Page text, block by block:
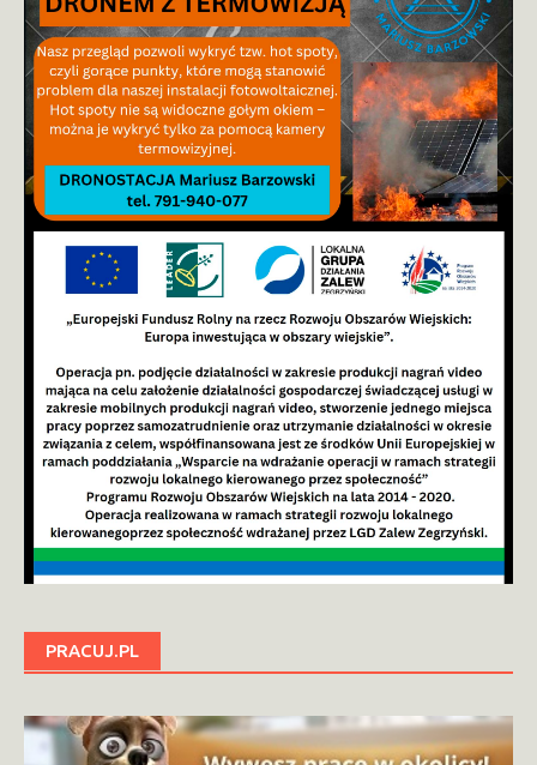
PRACUJ.PL